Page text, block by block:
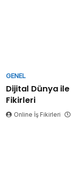
GENEL
Dijital Dünya
Fikirleri
Online İş Fikirleri